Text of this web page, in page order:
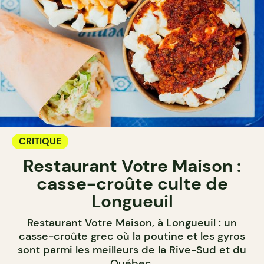
CRITIQUE
Restaurant Votre Maison :
casse-croûte culte de
Longueuil
Restaurant Votre Maison, à Longueuil : un
casse-croûte grec où la poutine et les gyros
sont parmi les meilleurs de la Rive-Sud et du